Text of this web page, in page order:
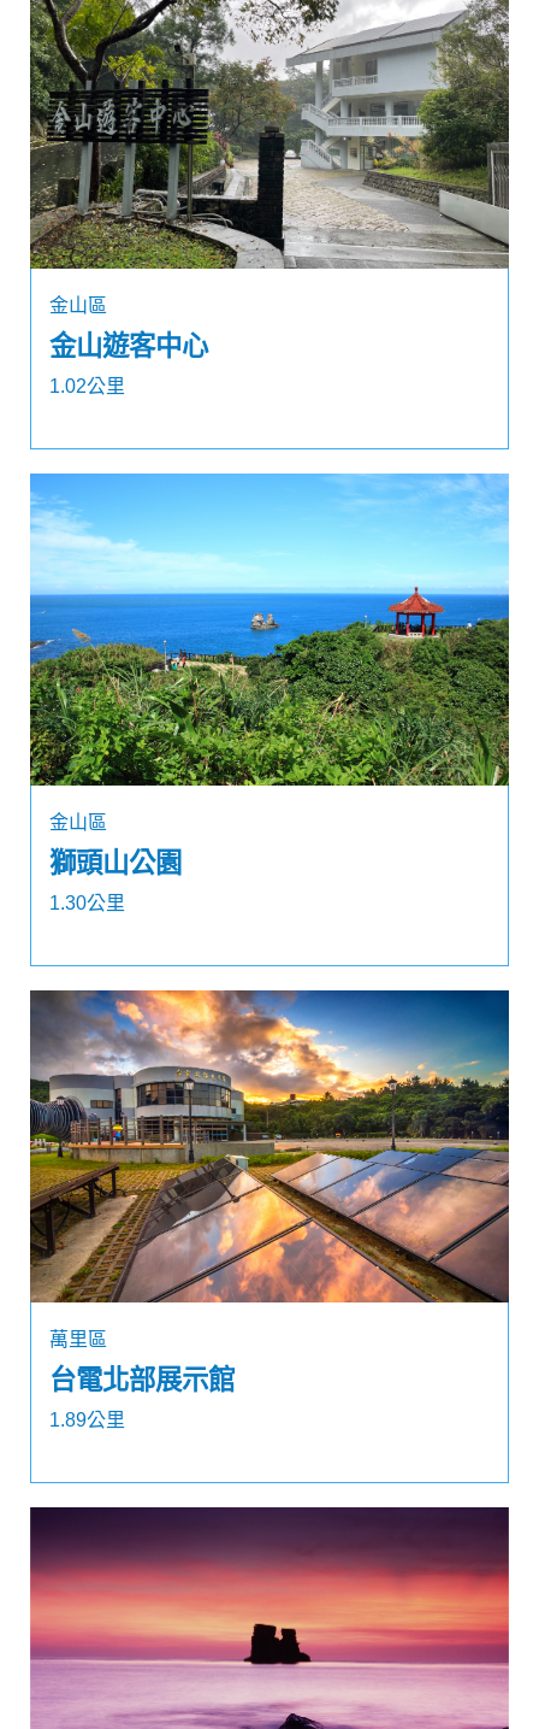
金山區
金山遊客中心
1.02公里
金山區
獅頭山公園
1.30公里
萬里區
台電北部展示館
1.89公里